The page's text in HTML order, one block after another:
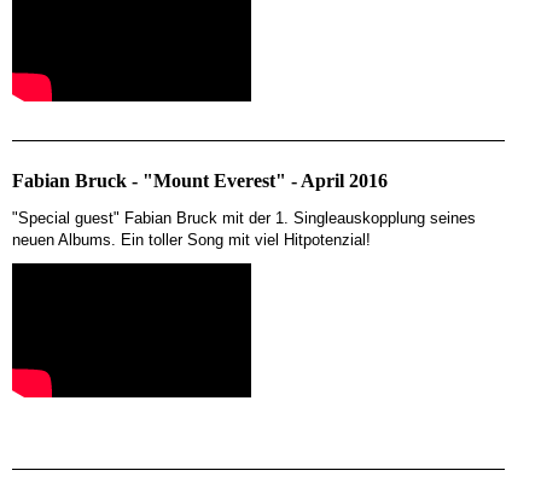
Fabian Bruck - "Mount Everest" - April 2016
"Special guest" Fabian Bruck mit der 1. Singleauskopplung seines
neuen Albums. Ein toller Song mit viel Hitpotenzial!